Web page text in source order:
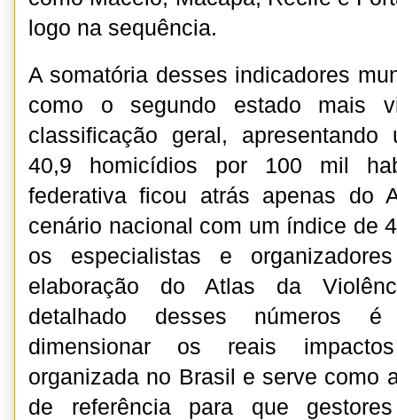
logo na sequência.
A somatória desses indicadores
como o segundo estado mais
classificação geral,
40,9 homicídios por 100 mil
federativa ficou atrás apenas do
cenário nacional com um índice de
os especialistas e
elaboração do Atlas da
detalhado desses números é
dimensionar os reais
organizada no Brasil e serve como
de referência para que